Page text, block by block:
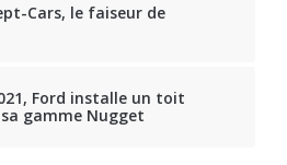
Cars, le faiseur de
Ford installe un toit
gamme Nugget